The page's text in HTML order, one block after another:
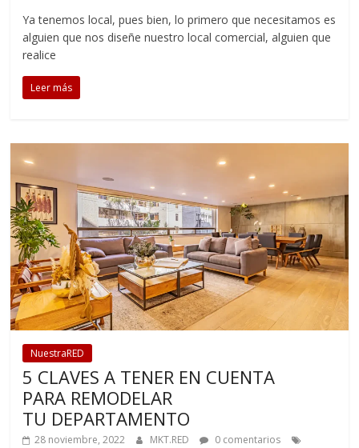
Ya tenemos local, pues bien, lo primero que necesitamos es
alguien que nos diseñe nuestro local comercial, alguien que
realice
Leer más
NuestraRED
5 CLAVES A TENER EN CUENTA
PARA REMODELAR
TU DEPARTAMENTO
28 noviembre, 2022 MKT.RED
0 comentarios